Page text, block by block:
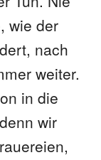
wie der
nach
weiter.
in die
wir